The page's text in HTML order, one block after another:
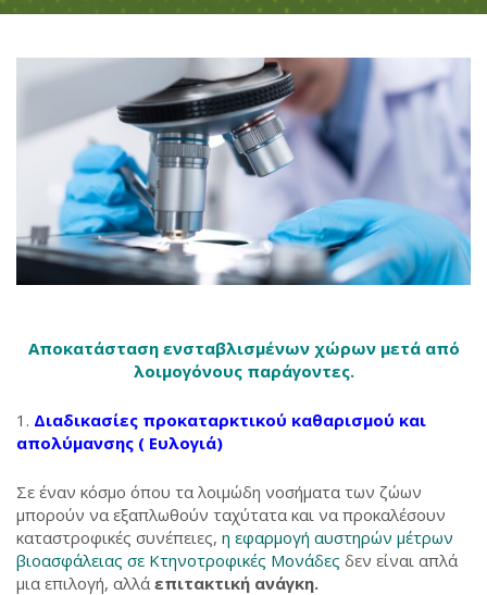
Αποκατάσταση ενσταβλισμένων χώρων μετά από
λοιμογόνους παράγοντες.
Διαδικασίες προκαταρκτικού καθαρισμού και
απολύμανσης ( Ευλογιά)
Σε έναν κόσμο όπου τα λοιμώδη νοσήματα των ζώων
μπορούν να εξαπλωθούν ταχύτατα και να προκαλέσουν
καταστροφικές συνέπειες, η εφαρμογή αυστηρών μέτρων
βιοασφάλειας σε Κτηνοτροφικές Μονάδες δεν είναι απλά
μια επιλογή, αλλά επιτακτική ανάγκη.